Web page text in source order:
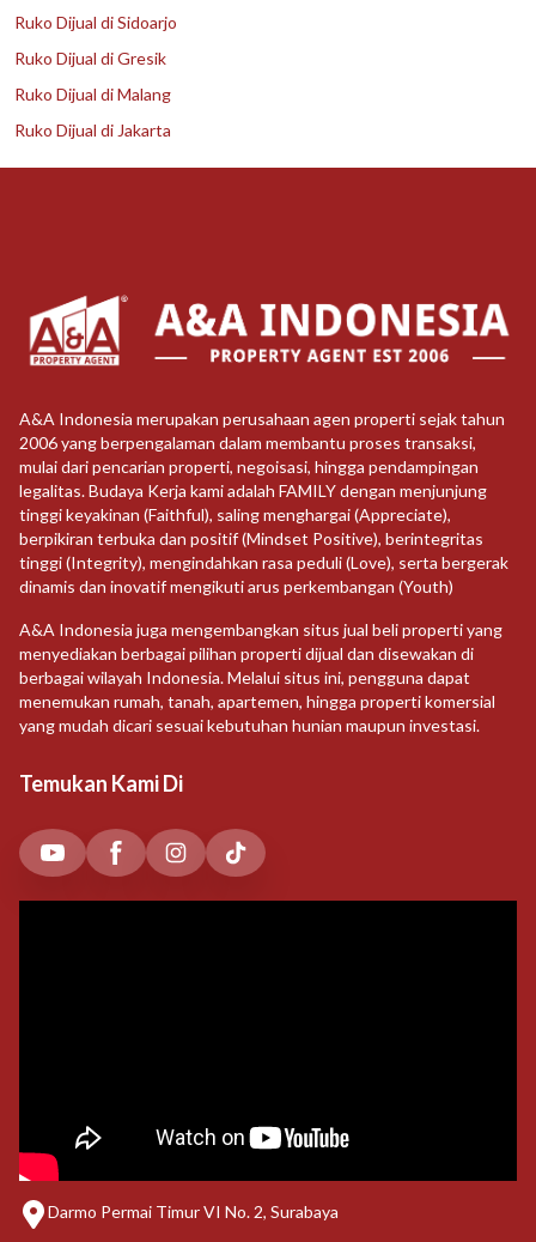
Ruko Dijual di Sidoarjo
Ruko Dijual di Gresik
Ruko Dijual di Malang
Ruko Dijual di Jakarta
A&A Indonesia merupakan perusahaan agen properti sejak tahun
2006 yang berpengalaman dalam membantu proses transaksi,
mulai dari pencarian properti, negoisasi, hingga pendampingan
legalitas. Budaya Kerja kami adalah FAMILY dengan menjunjung
tinggi keyakinan (Faithful), saling menghargai (Appreciate),
berpikiran terbuka dan positif (Mindset Positive), berintegritas
tinggi (Integrity), mengindahkan rasa peduli (Love), serta bergerak
dinamis dan inovatif mengikuti arus perkembangan (Youth)
A&A Indonesia juga mengembangkan situs jual beli properti yang
menyediakan berbagai pilihan properti dijual dan disewakan di
berbagai wilayah Indonesia. Melalui situs ini, pengguna dapat
menemukan rumah, tanah, apartemen, hingga properti komersial
yang mudah dicari sesuai kebutuhan hunian maupun investasi.
Temukan Kami Di
Darmo Permai Timur VI No. 2, Surabaya